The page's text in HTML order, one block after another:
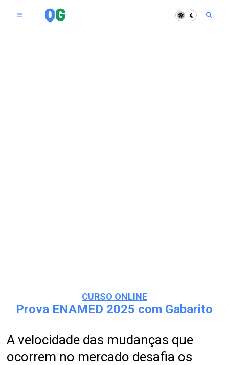
CURSO ONLINE
Prova ENAMED 2025 com Gabarito
A velocidade das mudanças que
ocorrem no mercado desafia os